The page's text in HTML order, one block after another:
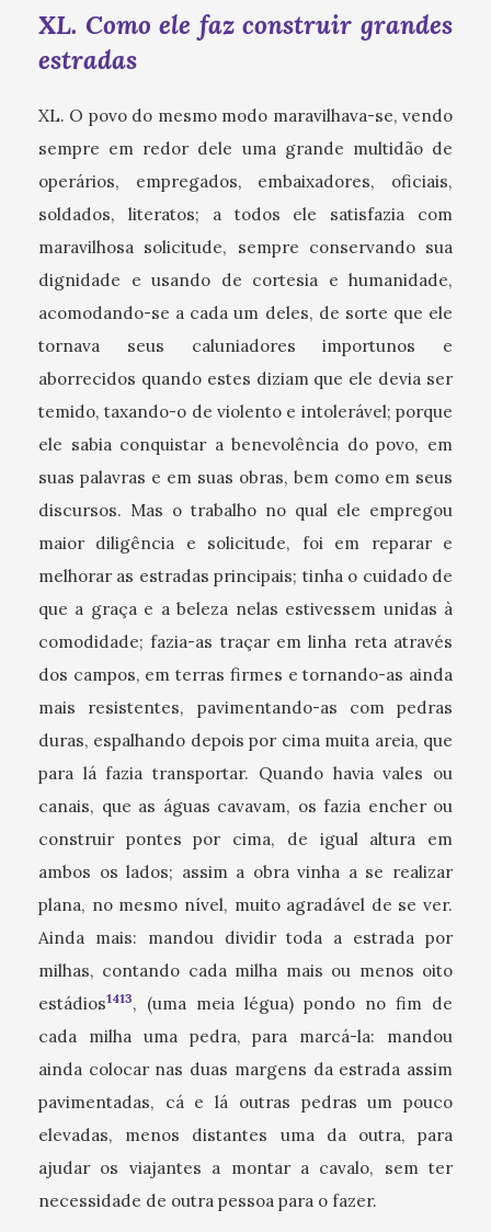
XL. Como ele faz construir grandes
estradas
XL. O povo do mesmo modo maravilhava-se, vendo
sempre em redor dele uma grande multidão de
operários, empregados, embaixadores, oficiais,
soldados, literatos; a todos ele satisfazia com
maravilhosa solicitude, sempre conservando sua
dignidade e usando de cortesia e humanidade,
acomodando-se a cada um deles, de sorte que ele
tornava seus caluniadores importunos e
aborrecidos quando estes diziam que ele devia ser
temido, taxando-o de violento e intolerável; porque
ele sabia conquistar a benevolência do povo, em
suas palavras e em suas obras, bem como em seus
discursos. Mas o trabalho no qual ele empregou
maior diligência e solicitude, foi em reparar e
melhorar as estradas principais; tinha o cuidado de
que a graça e a beleza nelas estivessem unidas à
comodidade; fazia-as traçar em linha reta através
dos campos, em terras firmes e tornando-as ainda
mais resistentes, pavimentando-as com pedras
duras, espalhando depois por cima muita areia, que
para lá fazia transportar. Quando havia vales ou
canais, que as águas cavavam, os fazia encher ou
construir pontes por cima, de igual altura em
ambos os lados; assim a obra vinha a se realizar
plana, no mesmo nível, muito agradável de se ver.
Ainda mais: mandou dividir toda a estrada por
milhas, contando cada milha mais ou menos oito
estádios1413, (uma meia légua) pondo no fim de
cada milha uma pedra, para marcá-la: mandou
ainda colocar nas duas margens da estrada assim
pavimentadas, cá e lá outras pedras um pouco
elevadas, menos distantes uma da outra, para
ajudar os viajantes a montar a cavalo, sem ter
necessidade de outra pessoa para o fazer.